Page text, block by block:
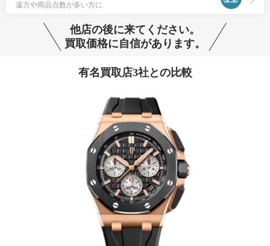
遠方や商品点数が多い方に
他店の後に来てください。
買取価格に自信があります。
有名買取店3社との比較